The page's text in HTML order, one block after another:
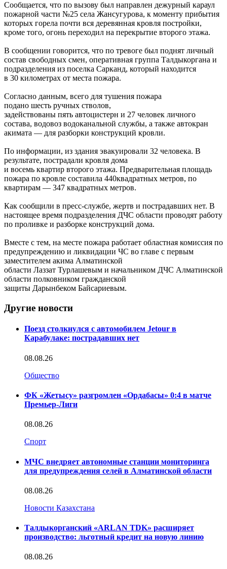
Сообщается, что по вызову был направлен дежурный караул
пожарной части №25 села Жансугурова, к моменту прибытия
которых горела почти вся деревянная кровля постройки,
кроме того, огонь переходил на перекрытие второго этажа.
В сообщении говорится, что по тревоге был поднят личный
состав свободных смен, оперативная группа Талдыкоргана и
подразделения из поселка Сарканд, который находится
в 30 километрах от места пожара.
Согласно данным, всего для тушения пожара
подано шесть ручных стволов,
задействованы пять автоцистерн и 27 человек личного
состава, водовоз водоканальной службы, а также автокран
акимата — для разборки конструкций кровли.
По информации, из здания эвакуировали 32 человека. В
результате, пострадали кровля дома
и восемь квартир второго этажа. Предварительная площадь
пожара по кровле составила 440квадратных метров, по
квартирам — 347 квадратных метров.
Как сообщили в пресс-службе, жертв и пострадавших нет. В
настоящее время подразделения ДЧС области проводят работу
по проливке и разборке конструкций дома.
Вместе с тем, на месте пожара работает областная комиссия по
предупреждению и ликвидации ЧС во главе с первым
заместителем акима Алматинской
области Лаззат Турлашевым и начальником ДЧС Алматинской
области полковником гражданской
защиты Дарынбеком Байсариевым.
Другие новости
Поезд столкнулся с автомобилем Jetour в
Карабулаке: пострадавших нет
08.08.26
Общество
ФК «Жетысу» разгромлен «Ордабасы» 0:4 в матче
Премьер-Лиги
08.08.26
Спорт
МЧС внедряет автономные станции мониторинга
для предупреждения селей в Алматинской области
08.08.26
Новости Казахстана
Талдыкорганский «ARLAN TDK» расширяет
производство: льготный кредит на новую линию
08.08.26